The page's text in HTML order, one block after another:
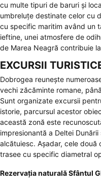
cu multe tipuri de baruri și
umbreluțe destinate celor cu
cu specific maritim având un
ieftine, unei atmosfere de
de Marea Neagră contribuie
EXCURSII
Dobrogea reunește
vechi zăcăminte romane,
Sunt organizate excursii
istorie, parcursul acestor
această zonă este
impresionantă a Deltei
alcătuiesc. Așadar, cele
trasee cu specific diametral
Rezervația naturală Sfântul